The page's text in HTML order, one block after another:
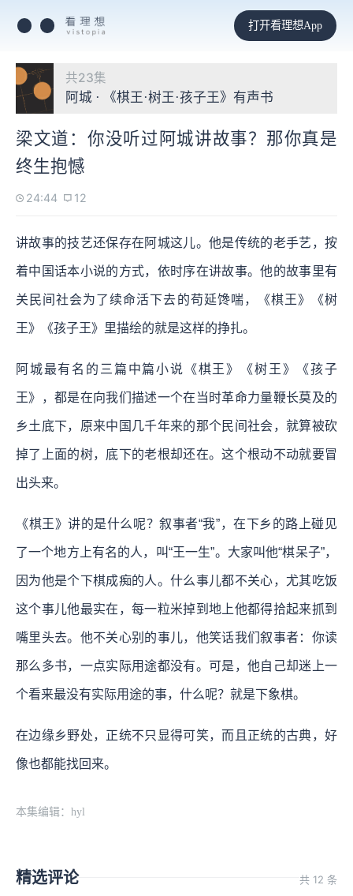
打开看理想App
共23集
阿城 · 《棋王·树王·孩子王》有声书
梁文道：你没听过阿城讲故事？那你真是
终生抱憾
24:44 12
讲故事的技艺还保存在阿城这儿。他是传统的老手艺，按
着中国话本小说的方式，依时序在讲故事。他的故事里有
关民间社会为了续命活下去的苟延馋喘，《棋王》《树
王》《孩子王》里描绘的就是这样的挣扎。
阿城最有名的三篇中篇小说《棋王》《树王》《孩子
王》，都是在向我们描述一个在当时革命力量鞭长莫及的
乡土底下，原来中国几千年来的那个民间社会，就算被砍
掉了上面的树，底下的老根却还在。这个根动不动就要冒
出头来。
《棋王》讲的是什么呢？叙事者“我”，在下乡的路上碰见
了一个地方上有名的人，叫“王一生”。大家叫他“棋呆子”，
因为他是个下棋成痴的人。什么事儿都不关心，尤其吃饭
这个事儿他最实在，每一粒米掉到地上他都得拾起来抓到
嘴里头去。他不关心别的事儿，他笑话我们叙事者：你读
那么多书，一点实际用途都没有。可是，他自己却迷上一
个看来最没有实际用途的事，什么呢？就是下象棋。
在边缘乡野处，正统不只显得可笑，而且正统的古典，好
像也都能找回来。
本集编辑：hyl
精选评论 共 12 条